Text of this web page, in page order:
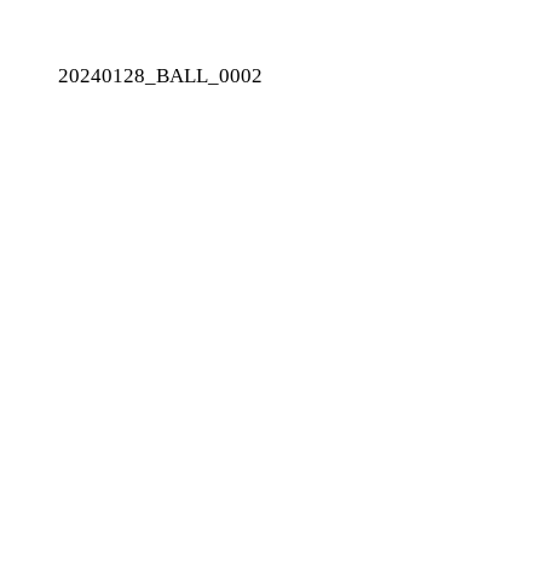
20240128_BALL_0002